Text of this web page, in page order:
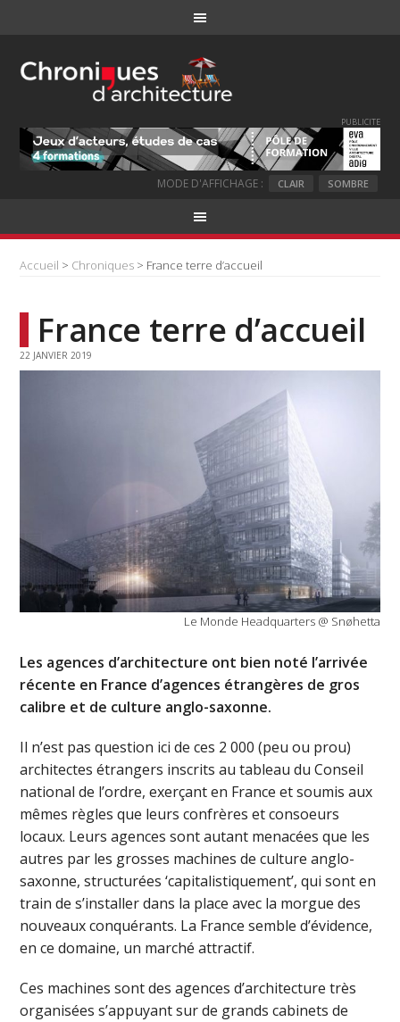
PUBLICITE
MODE D'AFFICHAGE : CLAIR SOMBRE
Accueil > Chroniques > France terre d’accueil
France terre d’accueil
22 JANVIER 2019
Le Monde Headquarters @ Snøhetta
Les agences d’architecture ont bien noté l’arrivée
récente en France d’agences étrangères de gros
calibre et de culture anglo-saxonne.
Il n’est pas question ici de ces 2 000 (peu ou prou)
architectes étrangers inscrits au tableau du Conseil
national de l’ordre, exerçant en France et soumis aux
mêmes règles que leurs confrères et consoeurs
locaux. Leurs agences sont autant menacées que les
autres par les grosses machines de culture anglo-
saxonne, structurées ‘capitalistiquement’, qui sont en
train de s’installer dans la place avec la morgue des
nouveaux conquérants. La France semble d’évidence,
en ce domaine, un marché attractif.
Ces machines sont des agences d’architecture très
organisées s’appuyant sur de grands cabinets de